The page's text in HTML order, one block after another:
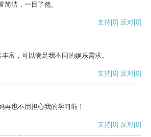
简洁，一目了然。
支持[0] 反对[0]
富，可以满足我不同的娱乐需求。
支持[0] 反对[0]
再也不用担心我的学习啦！
支持[0] 反对[0]